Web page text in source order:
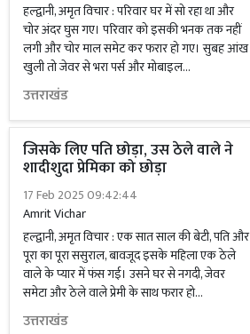
हल्द्वानी, अमृत विचार : परिवार घर में सो रहा था और
चोर अंदर घुस गए। परिवार को इसकी भनक तक नहीं
लगी और चोर माल समेट कर फरार हो गए। सुबह आंख
खुली तो जेवर से भरा पर्स और मोबाइल...
उत्तराखंड
जिसके लिए पति छोड़ा, उस ठेले वाले ने
शादीशुदा प्रेमिका को छोड़ा
17 Feb 2025 09:42:44
Amrit Vichar
हल्द्वानी, अमृत विचार : एक सात साल की बेटी, पति और
पूरा का पूरा ससुराल, बावजूद इसके महिला एक ठेले
वाले के प्यार में फंस गई। उसने घर से नगदी, जेवर
समेटा और ठेले वाले प्रेमी के साथ फरार हो...
उत्तराखंड